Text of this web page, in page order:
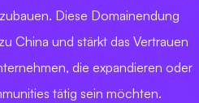
Diese Domainendung
China und stärkt das Vertrauen
die expandieren oder
tätig sein möchten.